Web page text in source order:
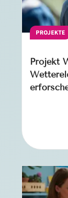
PROJEKTE
Projekt